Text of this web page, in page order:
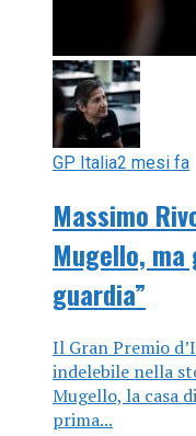
GP Italia2 mesi fa
Massimo
Mugello, ma
guardia”
Il Gran Premio
indelebile nella
Mugello, la casa
prima...